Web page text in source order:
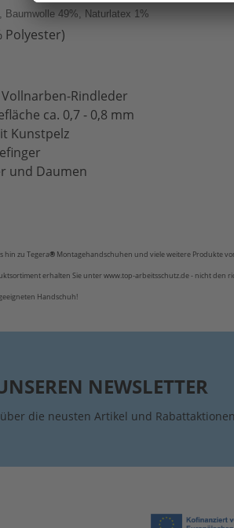
Baumwolle 49%, Naturlatex 1%
Polyester)
Rindleder
ca. 0,7 - 0,8 mm
Kunstpelz
und Daumen
hin zu Tegera® Montagehandschuhen und viele weitere Produkte
erhalten Sie unter www.top-arbeitsschutz.de - nicht den
Handschuh!
NEWSLETTER
die neusten Artikel und